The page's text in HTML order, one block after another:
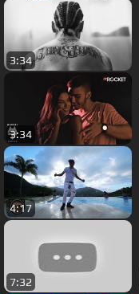
3:34
3:34
4:17
7:32